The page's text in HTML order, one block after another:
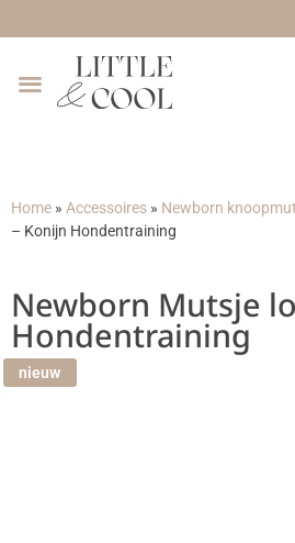
Home » Accessoires » Newborn
– Konijn Hondentraining
Newborn Mutsje
Hondentraining
nieuw